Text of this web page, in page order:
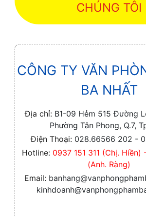
CHÚNG TÔI
CÔNG TY VĂN
BA NHẤT
Địa chỉ: B1-09 Hẻm 515 Đường
Phường Tân Phong, Q.7,
Điện Thoại: 028.66566 202 -
Hotline: 0937 151 311 (Chị. Hiền)
(Anh. Ràng)
Email: